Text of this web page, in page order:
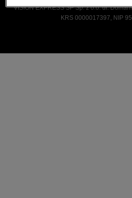
VISION EXPRESS SP Sp. z o.o. ul.
KRS 0000017397, NIP